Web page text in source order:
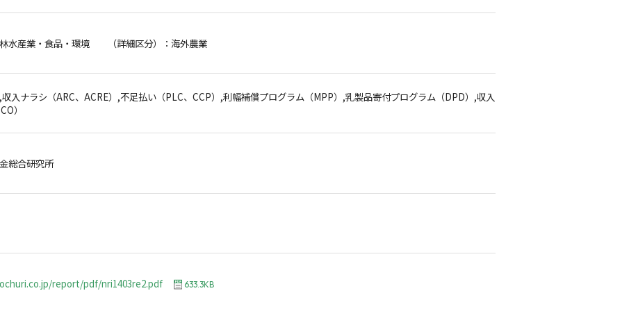
林水産業・食品・環境 （詳細区分）：海外農業
入ナラシ（ARC、ACRE）,不足払い（PLC、CCP）,利幅補償プログラム（MPP）,乳製品寄付プログラム（DPD）,収入
）
総合研究所
report/pdf/nri1403re2.pdf 633.3KB